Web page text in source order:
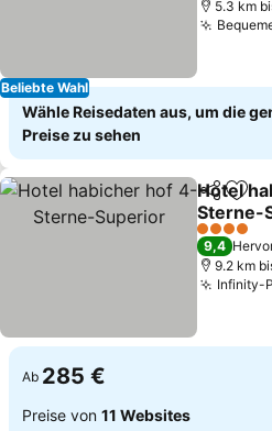
Beliebte Wahl
5.3 km
Wähle Reisedaten aus, um die
Preise zu sehen
TeilenZu
Hotel
Sterne-
4 Sterne
9,4
9.2 km
Infinity-
Ab 285 €
Preise von 11 Websites